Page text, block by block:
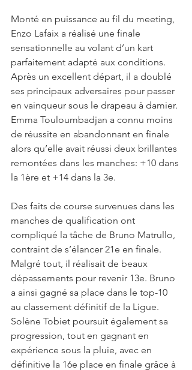
Monté en puissance au fil du meeting,
Enzo Lafaix a réalisé une finale
sensationnelle au volant d’un kart
parfaitement adapté aux conditions.
Après un excellent départ, il a doublé
ses principaux adversaires pour passer
en vainqueur sous le drapeau à damier.
Emma Touloumbadjan a connu moins
de réussite en abandonnant en finale
alors qu’elle avait réussi deux brillantes
remontées dans les manches: +10 dans
la 1ère et +14 dans la 3e.
Des faits de course survenues dans les
manches de qualification ont
compliqué la tâche de Bruno Matrullo,
contraint de s’élancer 21e en finale.
Malgré tout, il réalisait de beaux
dépassements pour revenir 13e. Bruno
a ainsi gagné sa place dans le top-10
au classement définitif de la Ligue.
Solène Tobiet poursuit également sa
progression, tout en gagnant en
expérience sous la pluie, avec en
définitive la 16e place en finale grâce à